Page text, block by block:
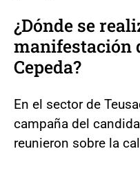
¿Dónde se
manifestación
Cepeda?
En el sector de
campaña del
reunieron sobre la